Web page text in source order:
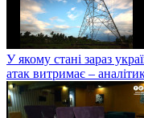
У якому стані зараз
атак витримає –